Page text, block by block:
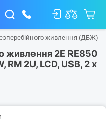
живлення (ДБЖ)
живлення 2E RE850
2U, LCD, USB, 2 x